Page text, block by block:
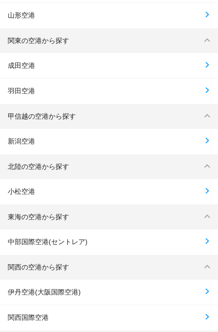
山形空港
関東の空港から探す
成田空港
羽田空港
甲信越の空港から探す
新潟空港
北陸の空港から探す
小松空港
東海の空港から探す
中部国際空港(セントレア)
関西の空港から探す
伊丹空港(大阪国際空港)
関西国際空港